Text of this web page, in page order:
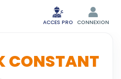
ACCES PRO CONNEXION
CONSTANT